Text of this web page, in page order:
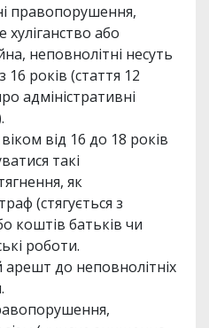
правопорушення,
або
неповнолітні несуть
16 років (стаття 12
адміністративні
від 16 до 18 років
такі
як
(стягується з
коштів батьків чи
роботи.
арешт до неповнолітніх